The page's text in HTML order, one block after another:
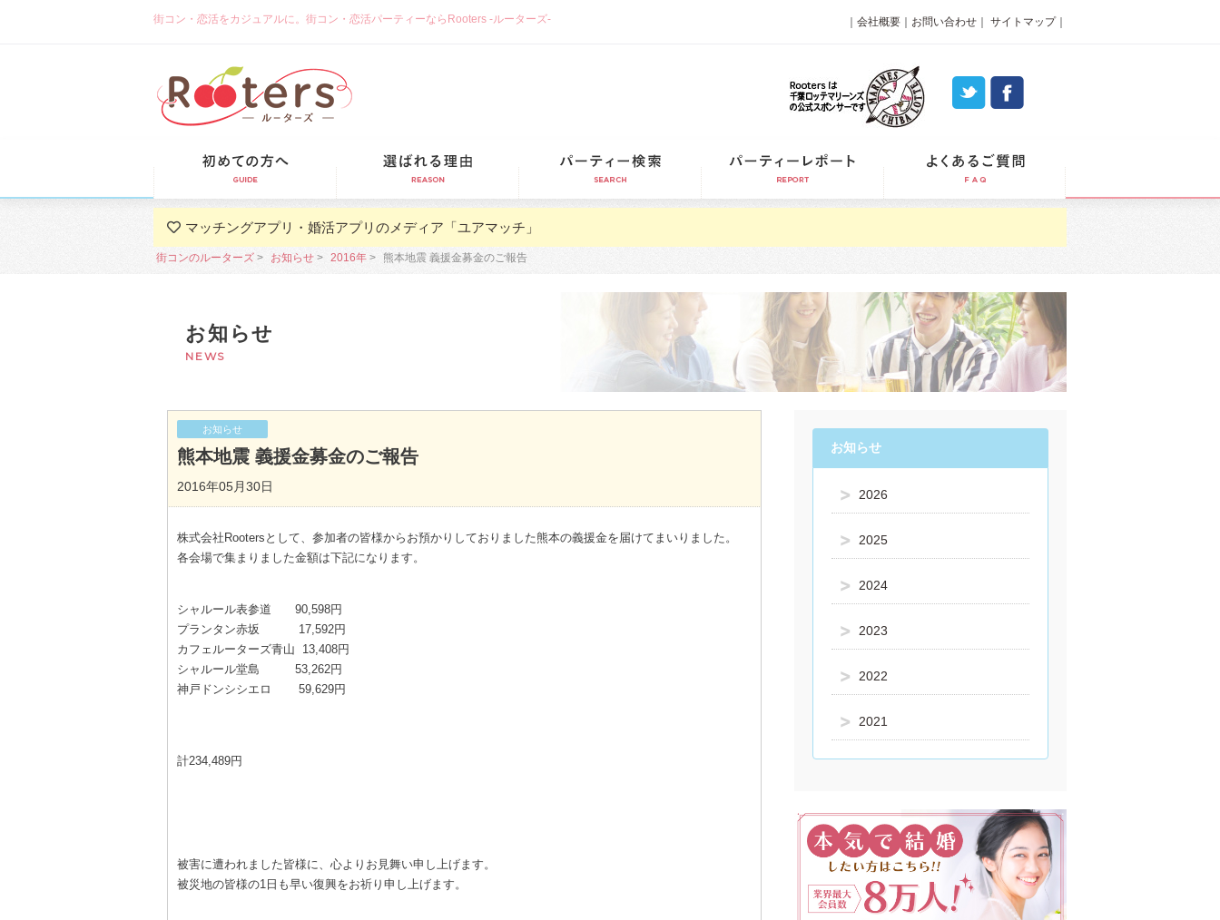
街コン・恋活をカジュアルに。街コン・恋活パーティーならRooters -ルーターズ- 会社概要 お問い合わせ サイトマップ｜
マッチングアプリ・婚活アプリのメディア「ユアマッチ」
街コンのルーターズ お知らせ 2016年 熊本地震 義援金募金のご報告
お知らせ
NEWS
お知らせ
熊本地震 義援金募金のご報告
2016年05月30日
株式会社Rootersとして、参加者の皆様からお預かりしておりました熊本の義援金を届けてまいりました。
各会場で集まりました金額は下記になります。
シャルール表参道 90,598円
プランタン赤坂 17,592円
カフェルーターズ青山 13,408円
シャルール堂島 53,262円
神戸ドンシシエロ 59,629円
計234,489円
被害に遭われました皆様に、心よりお見舞い申し上げます。
被災地の皆様の1日も早い復興をお祈り申し上げます。
お知らせ
2026
2025
2024
2023
2022
2021